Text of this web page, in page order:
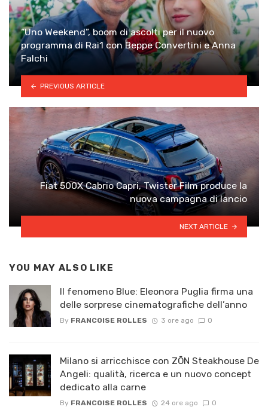
“Uno Weekend”, boom di ascolti per il nuovo
programma di Rai1 con Beppe Convertini e Anna
Falchi
PREVIOUS ARTICLE
Fiat 500X Cabrio Capri, Twister Film produce la
nuova campagna di lancio
NEXT ARTICLE
YOU MAY ALSO LIKE
Il fenomeno Blue: Eleonora Puglia firma una
delle sorprese cinematografiche dell’anno
By FRANCOISE ROLLES 3 ore ago 0
Milano si arricchisce con ZŌN Steakhouse De
Angeli: qualità, ricerca e un nuovo concept
dedicato alla carne
By FRANCOISE ROLLES 24 ore ago 0